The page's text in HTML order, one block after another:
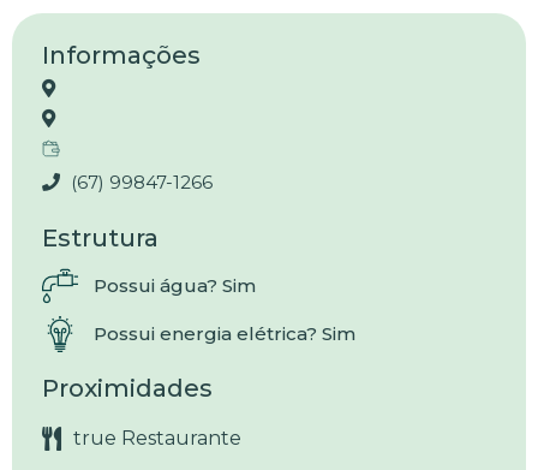
Informações
(67) 99847-1266
Estrutura
Possui água? Sim
Possui energia elétrica? Sim
Proximidades
true Restaurante